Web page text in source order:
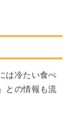
は冷たい食べ
との情報も流